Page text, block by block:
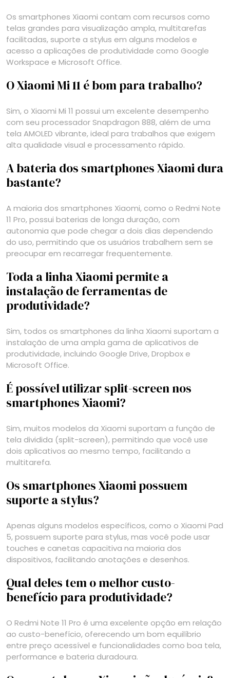
Os smartphones Xiaomi contam com recursos como
telas grandes para visualização ampla, multitarefas
facilitadas, suporte a stylus em alguns modelos e
acesso a aplicações de produtividade como Google
Workspace e Microsoft Office.
O Xiaomi Mi 11 é bom para trabalho?
Sim, o Xiaomi Mi 11 possui um excelente desempenho
com seu processador Snapdragon 888, além de uma
tela AMOLED vibrante, ideal para trabalhos que exigem
alta qualidade visual e processamento rápido.
A bateria dos smartphones Xiaomi dura
bastante?
A maioria dos smartphones Xiaomi, como o Redmi Note
11 Pro, possui baterias de longa duração, com
autonomia que pode chegar a dois dias dependendo
do uso, permitindo que os usuários trabalhem sem se
preocupar em recarregar frequentemente.
Toda a linha Xiaomi permite a
instalação de ferramentas de
produtividade?
Sim, todos os smartphones da linha Xiaomi suportam a
instalação de uma ampla gama de aplicativos de
produtividade, incluindo Google Drive, Dropbox e
Microsoft Office.
É possível utilizar split-screen nos
smartphones Xiaomi?
Sim, muitos modelos da Xiaomi suportam a função de
tela dividida (split-screen), permitindo que você use
dois aplicativos ao mesmo tempo, facilitando a
multitarefa.
Os smartphones Xiaomi possuem
suporte a stylus?
Apenas alguns modelos específicos, como o Xiaomi Pad
5, possuem suporte para stylus, mas você pode usar
touches e canetas capacitiva na maioria dos
dispositivos, facilitando anotações e desenhos.
Qual deles tem o melhor custo-
benefício para produtividade?
O Redmi Note 11 Pro é uma excelente opção em relação
ao custo-benefício, oferecendo um bom equilíbrio
entre preço acessível e funcionalidades como boa tela,
performance e bateria duradoura.